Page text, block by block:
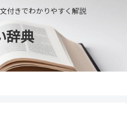
付きでわかりやすく解説
辞典